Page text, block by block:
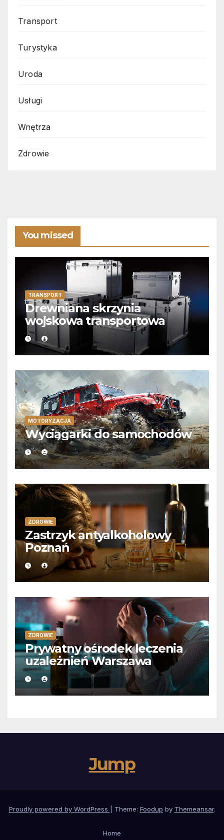
Transport
Turystyka
Uroda
Usługi
Wnętrza
Zdrowie
You missed
TRANSPORT
Drewniana skrzynia
wojskowa transportowa
MOTORYZACJA
Wyciągarki do samochodów
ZDROWIE
Zastrzyk antyalkoholowy
Poznań
ZDROWIE
Prywatny ośrodek leczenia
uzależnień Warszawa
Jump
Proudly powered by WordPress Theme: Foodup by Themeansar.
Home